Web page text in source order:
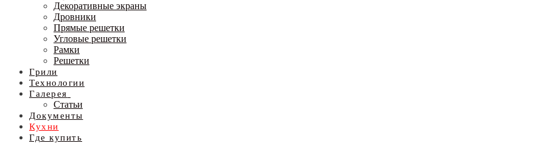
Декоративные экраны
Дровники
Прямые решетки
Угловые решетки
Рамки
Решетки
Грили
Технологии
Галерея
Статьи
Документы
Кухни
Где купить